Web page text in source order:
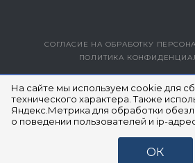
На сайте мы используем cookie для
технического характера. Также
Яндекс.Метрика для обработки
о поведении пользователей и ip-
ОК
ВЕРСИЯ ДЛЯ
СОГЛАСИЕ НА ОБРАБОТКУ
ПОЛИТИКА
© 2014- 2026 ЮЭСКОМ